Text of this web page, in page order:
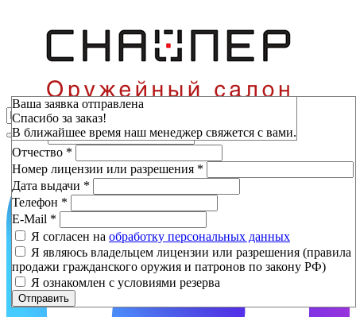
Зарезервировать
Фамилия*
Имя*
Отчество *
Номер лицензии или разрешения *
Дата выдачи *
Телефон *
E-Mail *
Я согласен на обработку персональных данных
Я являюсь владельцем лицензии или разрешения (правила
продажи гражданского оружия и патронов по закону РФ)
Я ознакомлен с условиями резерва
Отправить
Ваша заявка отправлена
Спасибо за заказ!
В ближайшее время наш менеджер свяжется с вами.